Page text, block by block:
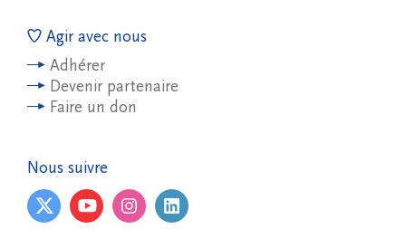
Agir avec nous
Adhérer
Devenir partenaire
Faire un don
Nous suivre